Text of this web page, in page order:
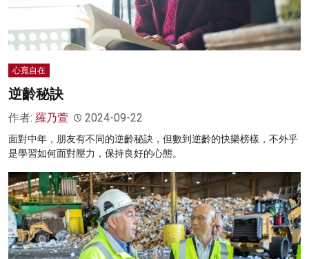
心寬自在
逆齡秘訣
作者: 羅乃萱 2024-09-22
面對中年，朋友有不同的逆齡秘訣，但數到逆齡的快樂榜樣，不外乎
是學習如何面對壓力，保持良好的心態。